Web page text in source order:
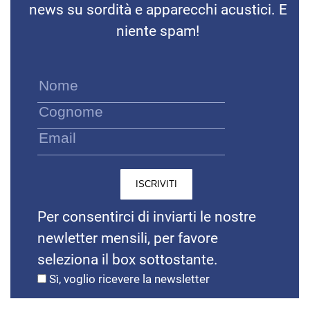
news su sordità e apparecchi acustici. E
niente spam!
Per consentirci di inviarti le nostre
newletter mensili, per favore
seleziona il box sottostante.
Sì, voglio ricevere la newsletter